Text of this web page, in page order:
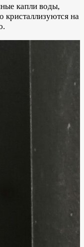
капли воды,
кристаллизуются на